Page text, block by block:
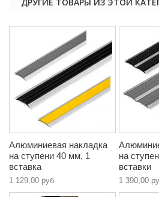
Алюминиевая накладка
на ступени 40 мм, 1
вставка
1 129,00 руб
на
вставки
1 390,00